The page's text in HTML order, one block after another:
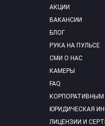
АКЦИИ
ВАКАНСИИ
БЛОГ
РУКА НА ПУЛЬСЕ
СМИ О НАС
КАМЕРЫ
FAQ
ЮРИДИЧЕСКАЯ
ЛИЦЕНЗИИ И